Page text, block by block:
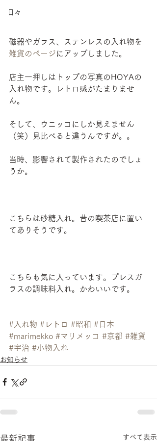
日々
磁器やガラス、ステンレスの入れ物を
雑貨のページにアップしました。
店主一押しはトップの写真のHOYAの
入れ物です。レトロ感がたまりませ
ん。
そして、ウニッコにしか見えません
（笑）見比べると違うんですが。。
当時、影響されて製作されたのでしょ
うか。
こちらは砂糖入れ。昔の喫茶店に置い
てありそうです。
こちらも気に入っています。プレスガ
ラスの調味料入れ。かわいいです。
#入れ物 #レトロ #昭和 #日本
#marimekko #マリメッコ #京都 #雑貨
#宇治 #小物入れ
お知らせ
最新記事 すべて表示